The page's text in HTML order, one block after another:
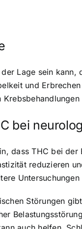
Lage sein
und
bei
dass THC bei
reduzieren
Störungen